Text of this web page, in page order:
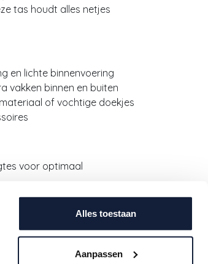
Alles toestaan
Aanpassen
tas houdt alles netjes
en lichte binnenvoering
vakken binnen en buiten
of vochtige doekjes
voor optimaal
worden bevestigd
met stijlvolle